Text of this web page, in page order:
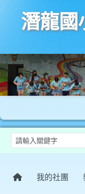
潛龍國
我的社團